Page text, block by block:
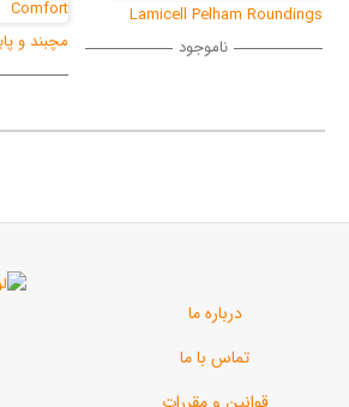
Lamicell
ناموجود
مچبند و پابند لمی سل مدل Comfort
ناموجود